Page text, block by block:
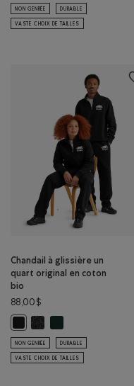
NON GENRÉE DURABLE
VASTE CHOIX DE TAILLES
Chandail à glissière un
quart original en coton
bio
88,00$
Chandail à glissière un
Chandail à glissière un
Chandail à
NON GENRÉE DURABLE
VASTE CHOIX DE TAILLES